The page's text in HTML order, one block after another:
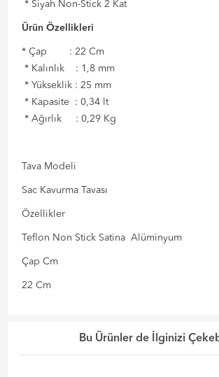
* Siyah Non-Stick 2 Kat
Ürün Özellikleri
* Çap : 22 Cm
* Kalınlık : 1,8 mm
* Yükseklik : 25 mm
* Kapasite : 0,34 lt
* Ağırlık : 0,29 Kg
Tava Modeli
Sac Kavurma Tavası
Özellikler
Teflon Non Stick Satina Alüminyum
Çap Cm
22 Cm
Bu Ürünler de İlginizi